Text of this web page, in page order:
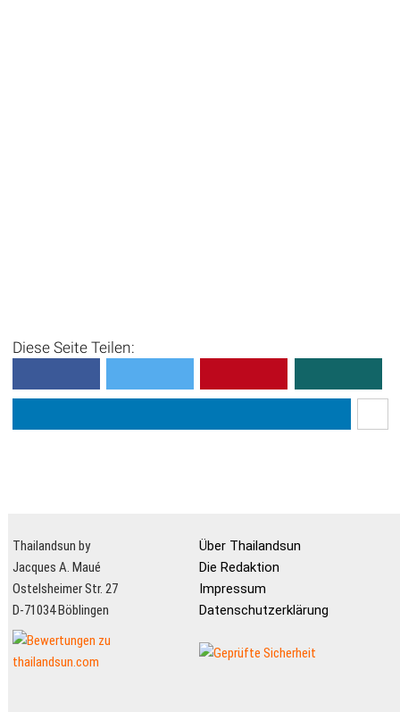
Diese Seite Teilen:
Thailandsun by
Jacques A. Maué
Ostelsheimer Str. 27
D-71034 Böblingen
Über Thailandsun
Die Redaktion
Impressum
Datenschutzerklärung